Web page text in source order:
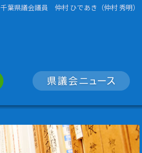
千葉県議会議員 仲村 ひであき（仲村 秀明）